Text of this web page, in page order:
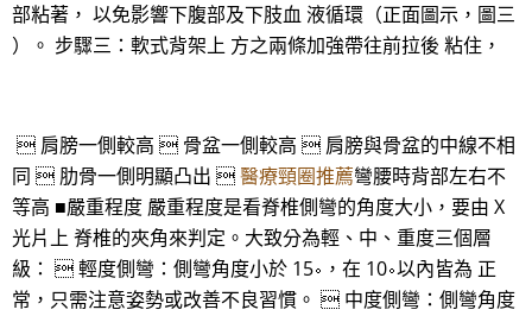
部粘著， 以免影響下腹部及下肢血 液循環（正面圖示，圖三
）。 步驟三：軟式背架上 方之兩條加強帶往前拉後 粘住，
 肩膀一側較高  骨盆一側較高  肩膀與骨盆的中線不相
同  肋骨一側明顯凸出 醫療頸圈推薦彎腰時背部左右不
等高 ■嚴重程度 嚴重程度是看脊椎側彎的角度大小，要由 X
光片上 脊椎的夾角來判定。大致分為輕、中、重度三個層
級：  輕度側彎：側彎角度小於 15∘，在 10∘以內皆為 正
常，只需注意姿勢或改善不良習慣。  中度側彎：側彎角度